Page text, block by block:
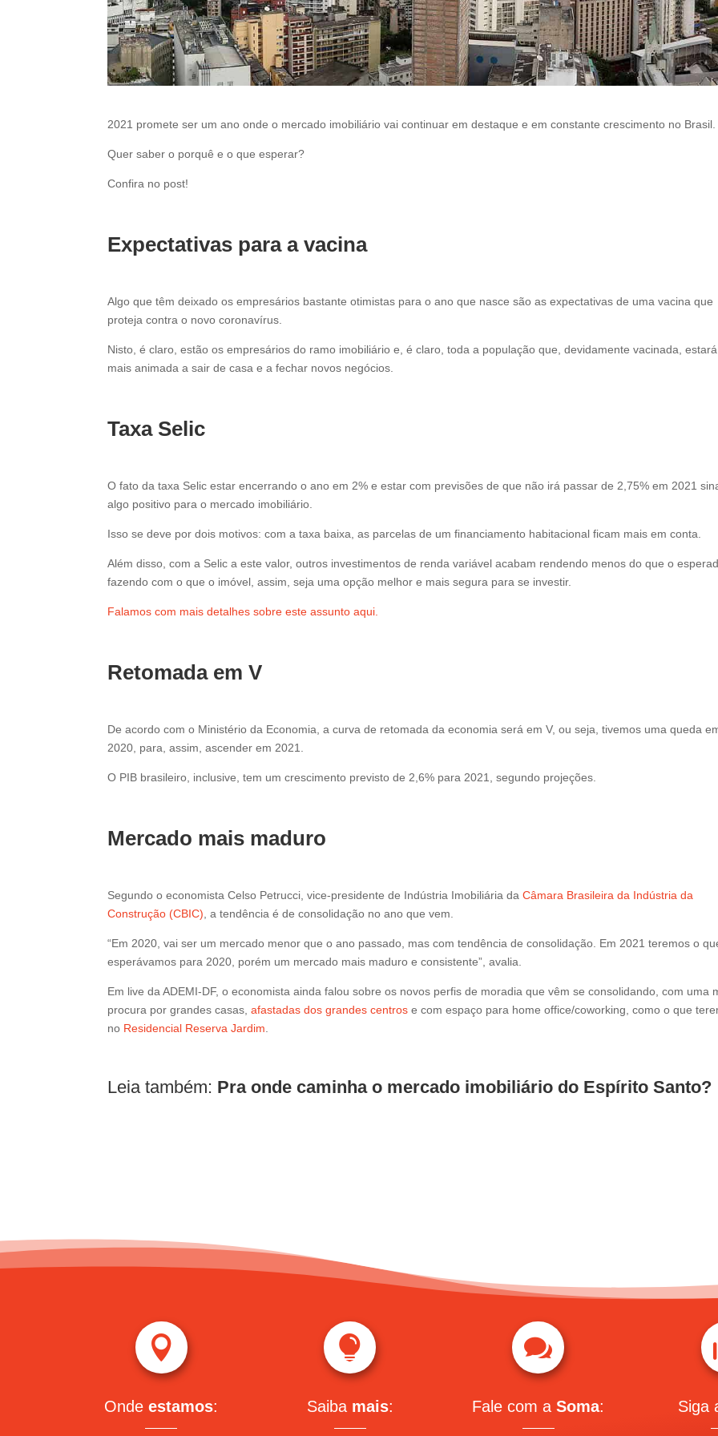
l
e
f
2021 promete ser um ano onde o mercado imobiliário vai continuar em destaque e em constante crescimento no Brasil.
Quer saber o porquê e o que esperar?
Confira no post!
Expectativas para a vacina
Algo que têm deixado os empresários bastante otimistas para o ano que nasce são as expectativas de uma vacina que
proteja contra o novo coronavírus.
Nisto, é claro, estão os empresários do ramo imobiliário e, é claro, toda a população que, devidamente vacinada, estará
mais animada a sair de casa e a fechar novos negócios.
Taxa Selic
O fato da taxa Selic estar encerrando o ano em 2% e estar com previsões de que não irá passar de 2,75% em 2021
algo positivo para o mercado imobiliário.
Isso se deve por dois motivos: com a taxa baixa, as parcelas de um financiamento habitacional ficam mais em conta.
Além disso, com a Selic a este valor, outros investimentos de renda variável acabam rendendo menos do que o
fazendo com o que o imóvel, assim, seja uma opção melhor e mais segura para se investir.
Falamos com mais detalhes sobre este assunto aqui.
Retomada em V
De acordo com o Ministério da Economia, a curva de retomada da economia será em V, ou seja, tivemos uma queda
2020, para, assim, ascender em 2021.
O PIB brasileiro, inclusive, tem um crescimento previsto de 2,6% para 2021, segundo projeções.
Mercado mais maduro
Segundo o economista Celso Petrucci, vice-presidente de Indústria Imobiliária daCâmara Brasileira da Indústria da
Construção (CBIC) , a tendência é de consolidação no ano que vem.
“Em 2020, vai ser um mercado menor que o ano passado, mas com tendência de consolidação. Em 2021 teremos o
esperávamos para 2020, porém um mercado mais maduro e consistente”, avalia.
Em live da ADEMI-DF, o economista ainda falou sobre os novos perfis de moradia que vêm se consolidando, com uma
procura por grandes casas,afastadas dos grandes centros e com espaço para home office/coworking, como o que
no Residencial Reserva Jardim
Leia também: Pra onde caminha o mercado imobiliário do Espírito Santo?

Ondeestamos:

Saiba mais:

Fale com aSoma: Siga